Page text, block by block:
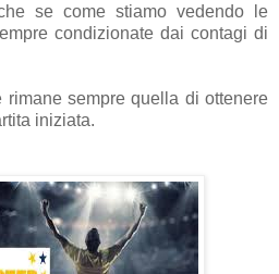
se come stiamo vedendo le
condizionate dai contagi di
sempre quella di ottenere
iniziata.